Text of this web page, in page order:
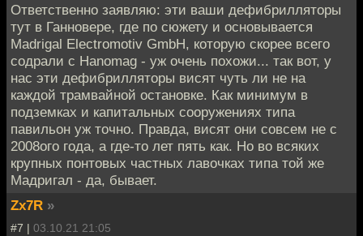
Ответственно заявляю: эти ваши дефибрилляторы
тут в Ганновере, где по сюжету и основывается
Madrigal Electromotiv GmbH, которую скорее всего
содрали с Hanomag - уж очень похожи... так вот, у
нас эти дефибрилляторы висят чуть ли не на
каждой трамвайной остановке. Как минимум в
подземках и капитальных сооружениях типа
павильон уж точно. Правда, висят они совсем не с
2008ого года, а где-то лет пять как. Но во всяких
крупных понтовых частных лавочках типа той же
Мадригал - да, бывает.
Zx7R »
#7 | 03.10.21 21:05